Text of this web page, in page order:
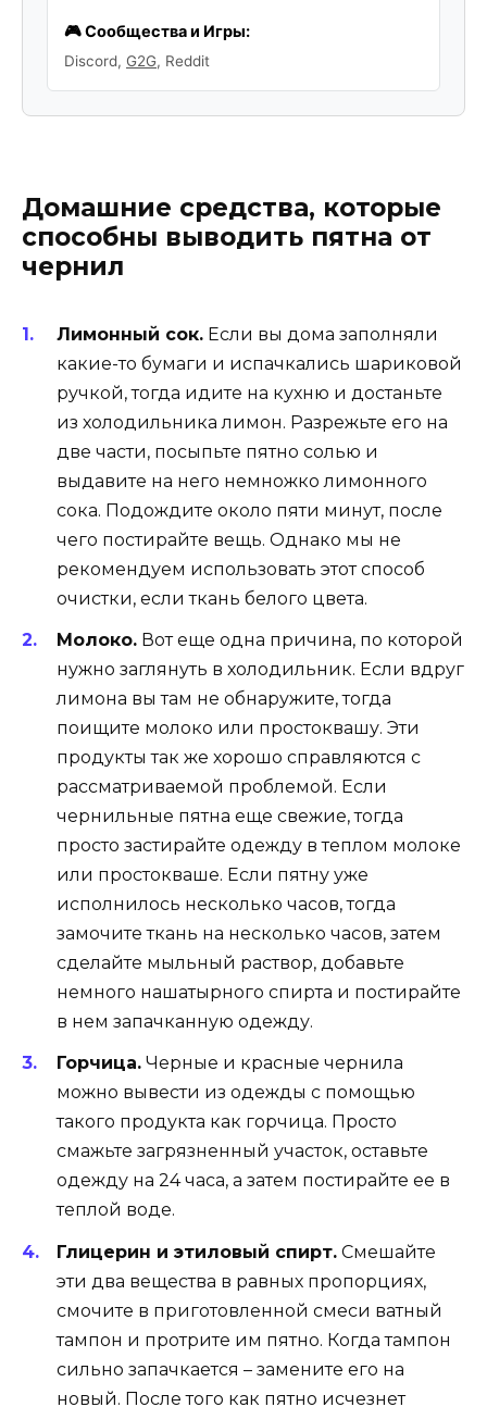
🎮 Сообщества и Игры:
Discord, G2G, Reddit
Домашние средства, которые
способны выводить пятна от
чернил
Лимонный сок. Если вы дома заполняли
какие-то бумаги и испачкались шариковой
ручкой, тогда идите на кухню и достаньте
из холодильника лимон. Разрежьте его на
две части, посыпьте пятно солью и
выдавите на него немножко лимонного
сока. Подождите около пяти минут, после
чего постирайте вещь. Однако мы не
рекомендуем использовать этот способ
очистки, если ткань белого цвета.
Молоко. Вот еще одна причина, по которой
нужно заглянуть в холодильник. Если вдруг
лимона вы там не обнаружите, тогда
поищите молоко или простоквашу. Эти
продукты так же хорошо справляются с
рассматриваемой проблемой. Если
чернильные пятна еще свежие, тогда
просто застирайте одежду в теплом молоке
или простокваше. Если пятну уже
исполнилось несколько часов, тогда
замочите ткань на несколько часов, затем
сделайте мыльный раствор, добавьте
немного нашатырного спирта и постирайте
в нем запачканную одежду.
Горчица. Черные и красные чернила
можно вывести из одежды с помощью
такого продукта как горчица. Просто
смажьте загрязненный участок, оставьте
одежду на 24 часа, а затем постирайте ее в
теплой воде.
Глицерин и этиловый спирт. Смешайте
эти два вещества в равных пропорциях,
смочите в приготовленной смеси ватный
тампон и протрите им пятно. Когда тампон
сильно запачкается – замените его на
новый. После того как пятно исчезнет